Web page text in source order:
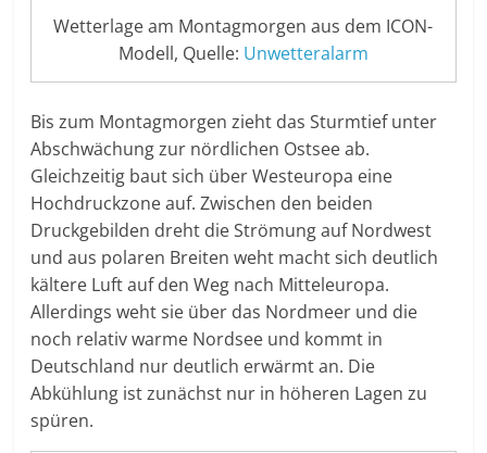
Wetterlage am Montagmorgen aus dem ICON-
Modell, Quelle: Unwetteralarm
Bis zum Montagmorgen zieht das Sturmtief unter
Abschwächung zur nördlichen Ostsee ab.
Gleichzeitig baut sich über Westeuropa eine
Hochdruckzone auf. Zwischen den beiden
Druckgebilden dreht die Strömung auf Nordwest
und aus polaren Breiten weht macht sich deutlich
kältere Luft auf den Weg nach Mitteleuropa.
Allerdings weht sie über das Nordmeer und die
noch relativ warme Nordsee und kommt in
Deutschland nur deutlich erwärmt an. Die
Abkühlung ist zunächst nur in höheren Lagen zu
spüren.